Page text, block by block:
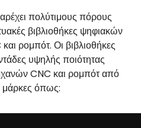
πολύτιμους πόρους
βιβλιοθήκες ψηφιακών
ρομπότ. Οι βιβλιοθήκες
υψηλής ποιότητας
CNC και ρομπότ από
μάρκες όπως: